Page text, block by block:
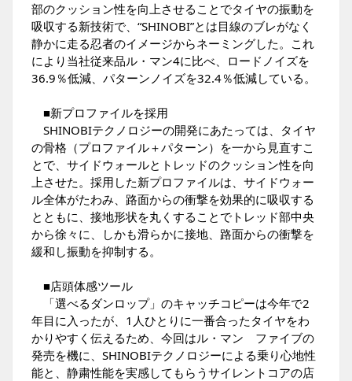
部のクッション性を向上させることでタイヤの振動を
吸収する新技術で、“SHINOBI”とは目線のブレがなく
静かに走る忍者のイメージからネーミングした。これ
により当社従来品ル・マン4に比べ、ロードノイズを
36.9％低減、パターンノイズを32.4％低減している。
■新プロファイルを採用
SHINOBIテクノロジーの開発にあたっては、タイヤ
の骨格（プロファイル＋パターン）を一から見直すこ
とで、サイドウォールとトレッドのクッション性を向
上させた。採用した新プロファイルは、サイドウォー
ル全体がたわみ、路面からの衝撃を効果的に吸収する
とともに、接地形状を丸くすることでトレッド部中央
から徐々に、しかも滑らかに接地、路面からの衝撃を
緩和し振動を抑制する。
■店頭体感ツール
「選べるダンロップ」のキャッチコピーは今年で2
年目に入ったが、1人ひとりに一番合ったタイヤをわ
かりやすく伝えるため、今回はル・マン ファイブの
発売を機に、SHINOBIテクノロジーによる乗り心地性
能と、静粛性能を実感してもらうサイレントコアの店